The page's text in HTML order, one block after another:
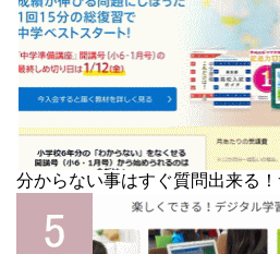
分からない事はすぐ質問出来る！